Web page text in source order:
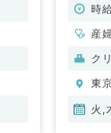
（産時
産
ク
東
火,